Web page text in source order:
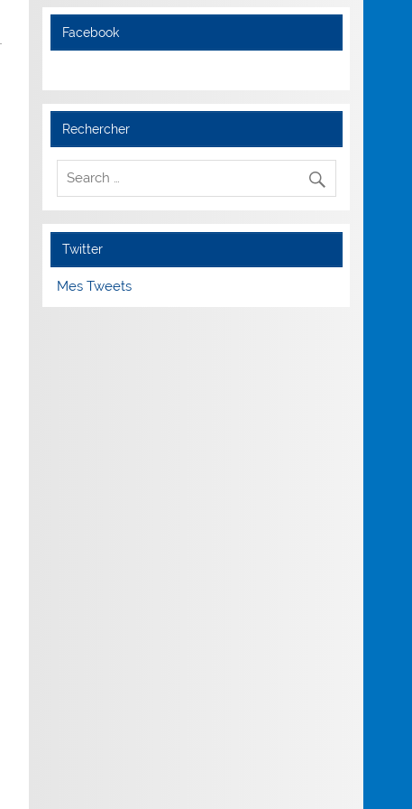
Facebook
Rechercher
Twitter
Mes Tweets